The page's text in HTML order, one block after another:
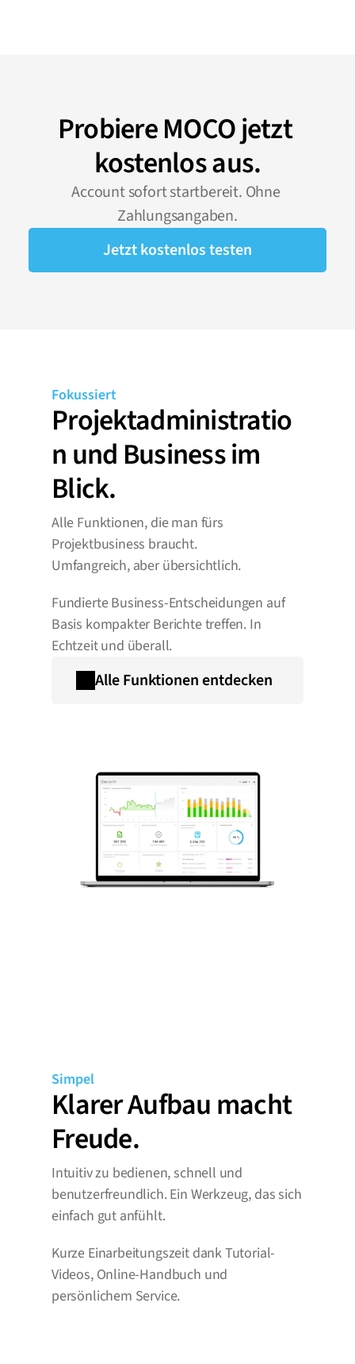
Probiere MOCO jetzt
kostenlos aus.
Account sofort startbereit. Ohne
Zahlungsangaben.
Jetzt kostenlos testen
Fokussiert
Projektadministratio
n und Business im
Blick.
Alle Funktionen, die man fürs
Projektbusiness braucht.
Umfangreich, aber übersichtlich.
Fundierte Business-Entscheidungen auf
Basis kompakter Berichte treffen. In
Echtzeit und überall.
Alle Funktionen entdecken
Simpel
Klarer Aufbau macht
Freude.
Intuitiv zu bedienen, schnell und
benutzerfreundlich. Ein Werkzeug, das sich
einfach gut anfühlt.
Kurze Einarbeitungszeit dank Tutorial-
Videos, Online-Handbuch und
persönlichem Service.